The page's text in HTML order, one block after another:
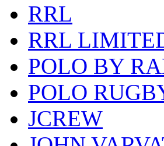
RRL
RRL
POLO BY
POLO
JCREW